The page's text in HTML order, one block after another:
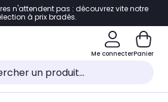
à la navigation
au pied de page
au chatbot
n'attendent pas : découvrez vite notre
à prix bradés.
Me connecterPanier